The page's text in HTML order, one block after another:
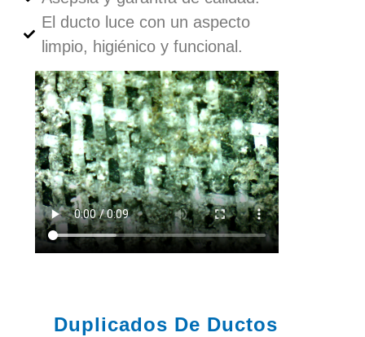
El ducto luce con un aspecto
limpio, higiénico y funcional.
Duplicados De Ductos